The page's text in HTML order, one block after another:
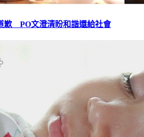
歉 PO文澄清盼和諧還給社會